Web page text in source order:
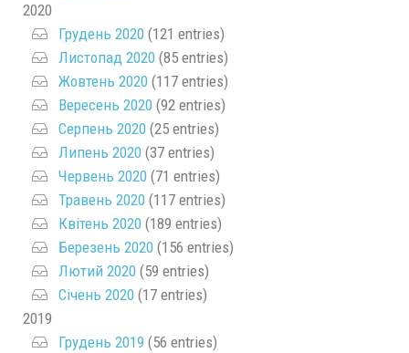
2020
Грудень 2020 (121 entries)
Листопад 2020 (85 entries)
Жовтень 2020 (117 entries)
Вересень 2020 (92 entries)
Серпень 2020 (25 entries)
Липень 2020 (37 entries)
Червень 2020 (71 entries)
Травень 2020 (117 entries)
Квітень 2020 (189 entries)
Березень 2020 (156 entries)
Лютий 2020 (59 entries)
Січень 2020 (17 entries)
2019
Грудень 2019 (56 entries)